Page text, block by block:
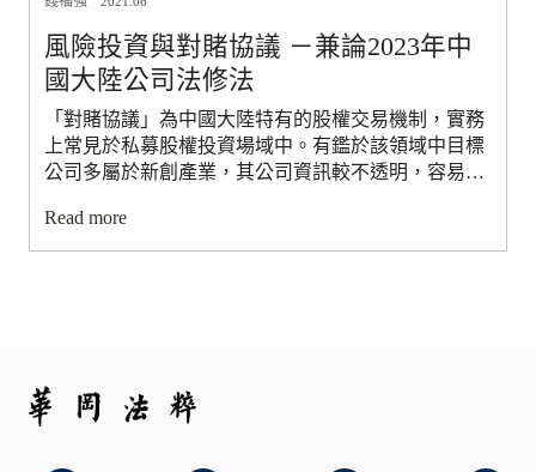
則應統一適用主管機關訂定之規範。但同樣必須有合
理救濟機制。
透過政府的干預，旨在強制企業善加利用該責任標
準。而法國又是該發展的先行者，蓋法國通過關於公
司和承包公司慎防義務的法律，使原本的自願性標準
搖身一變成了具有約束力的法律工具。而2024年AI與
慎防義務報告指出在法國最大的公司中，AI已經成為
日常生活的一部分。然而，其生產與製造為價值鏈之
結果，最終依賴原材料和勞動力。無論是資料的蒐集
犯資料工作者與礦工權利的風險都是真實存在，因而
風險投資與對賭協議 －兼論2023年中
國大陸公司法修法
「對賭協議」為中國大陸特有的股權交易機制，實務
上常見於私募股權投資場域中。有鑑於該領域中目標
公司多屬於新創產業，其公司資訊較不透明，容易產
展出對賭協議機制，協助消弭資訊不對稱之餘，亦可
有助於新創產業融資困境。但中國大陸官方在相關制
針對對賭協議提出官方立場，但似乎未將紛爭解決而
產生所謂「契約有效履行不能」的窘境。 本文整理中
Read more